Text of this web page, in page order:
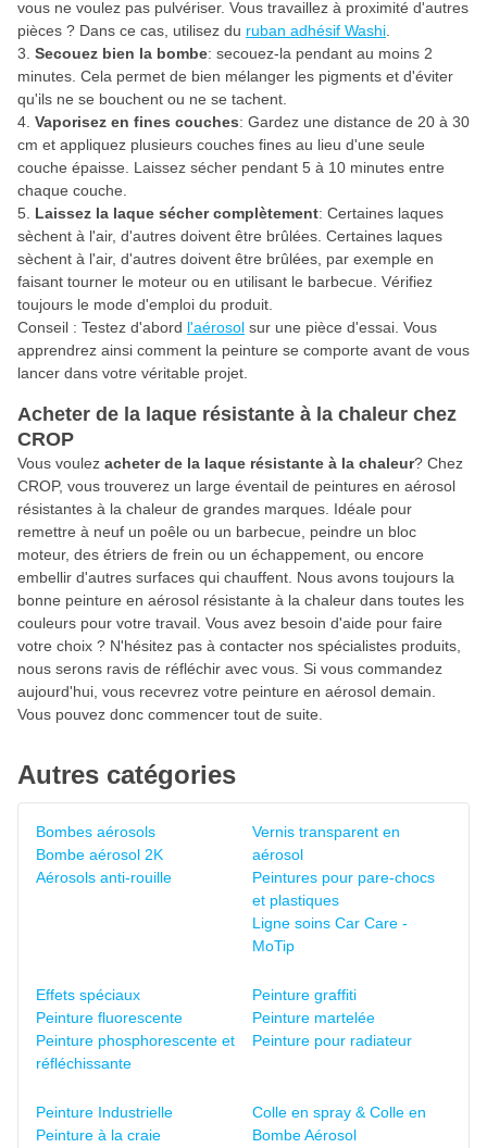
vous ne voulez pas pulvériser. Vous travaillez à proximité d'autres
pièces ? Dans ce cas, utilisez du ruban adhésif Washi
Secouez bien la bombe: secouez-la pendant au moins 2
minutes. Cela permet de bien mélanger les pigments et d'éviter
qu'ils ne se bouchent ou ne se tachent.
Vaporisez en fines couches: Gardez une distance de 20 à 30
cm et appliquez plusieurs couches fines au lieu d'une seule
couche épaisse. Laissez sécher pendant 5 à 10 minutes entre
chaque couche.
Laissez la laque sécher complètement: Certaines laques
sèchent à l'air, d'autres doivent être brûlées. Certaines laques
sèchent à l'air, d'autres doivent être brûlées, par exemple en
faisant tourner le moteur ou en utilisant le barbecue. Vérifiez
toujours le mode d'emploi du produit.
Conseil : Testez d'abord l'aérosol sur une pièce d'essai. Vous
apprendrez ainsi comment la peinture se comporte avant de vous
lancer dans votre véritable projet.
Acheter de la laque résistante à la chaleur chez
CROP
Vous voulez acheter de la laque résistante à la chaleur? Chez
CROP, vous trouverez un large éventail de peintures en aérosol
résistantes à la chaleur de grandes marques. Idéale pour
remettre à neuf un poêle ou un barbecue, peindre un bloc
moteur, des étriers de frein ou un échappement, ou encore
embellir d'autres surfaces qui chauffent. Nous avons toujours la
bonne peinture en aérosol résistante à la chaleur dans toutes les
couleurs pour votre travail. Vous avez besoin d'aide pour faire
votre choix ? N'hésitez pas à contacter nos spécialistes produits,
nous serons ravis de réfléchir avec vous. Si vous commandez
aujourd'hui, vous recevrez votre peinture en aérosol demain.
Vous pouvez donc commencer tout de suite.
Autres catégories
Bombes aérosols
Bombe aérosol 2K
Aérosols anti-rouille
Vernis transparent en
aérosol
Peintures pour pare-chocs
et plastiques
Ligne soins Car Care -
MoTip
Effets spéciaux
Peinture fluorescente
Peinture phosphorescente et
réfléchissante
Peinture graffiti
Peinture martelée
Peinture pour radiateur
Peinture Industrielle
Peinture à la craie
Colle en spray & Colle en
Bombe Aérosol